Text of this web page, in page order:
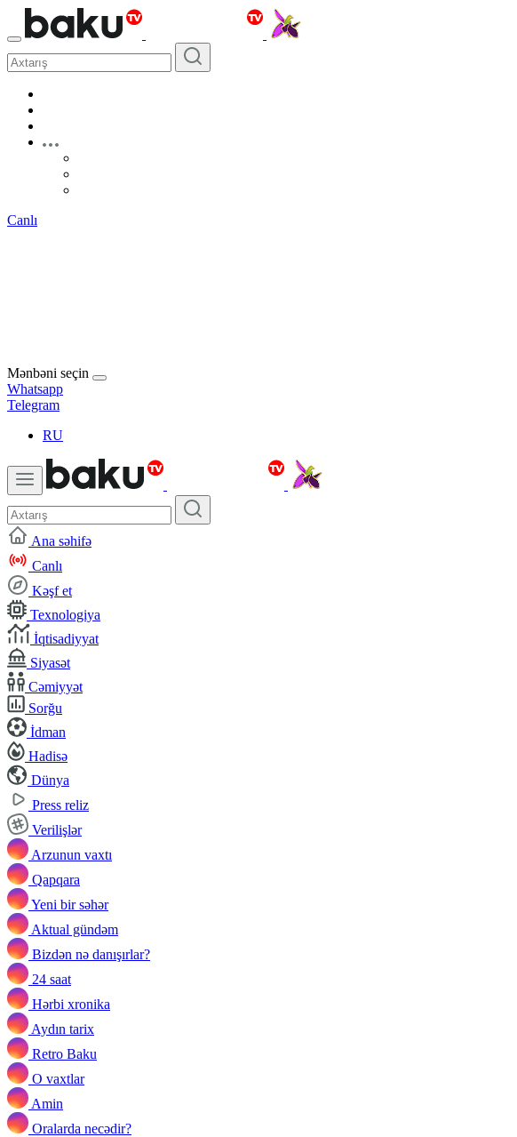
Canlı
Mənbəni seçin
Whatsapp
Telegram
RU
Ana səhifə
Canlı
Kəşf et
Texnologiya
İqtisadiyyat
Siyasət
Cəmiyyət
Sorğu
İdman
Hadisə
Dünya
Press reliz
Verilişlər
Arzunun vaxtı
Qapqara
Yeni bir səhər
Aktual gündəm
Bizdən nə danışırlar?
24 saat
Hərbi xronika
Aydın tarix
Retro Baku
O vaxtlar
Amin
Oralarda necədir?